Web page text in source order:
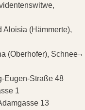
(Hämmerte),
(Oberhofer), Schnee¬
Eugen-Straße 48
1
13